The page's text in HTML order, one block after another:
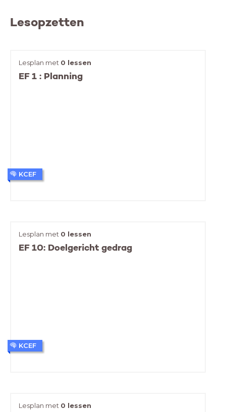
Lesopzetten
Lesplan met 0 lessen
EF 1 : Planning
KCEF
Lesplan met 0 lessen
EF 10: Doelgericht gedrag
KCEF
Lesplan met 0 lessen